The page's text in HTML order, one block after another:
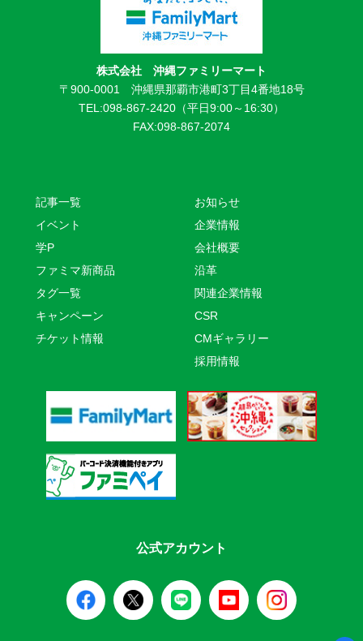
株式会社 沖縄ファミリーマート
〒900-0001 沖縄県那覇市港町3丁目4番地18号
TEL:098-867-2420（平日9:00～16:30）
FAX:098-867-2074
記事一覧
イベント
学P
ファミマ新商品
タグ一覧
キャンペーン
チケット情報
お知らせ
企業情報
会社概要
沿革
関連企業情報
CSR
CMギャラリー
採用情報
公式アカウント